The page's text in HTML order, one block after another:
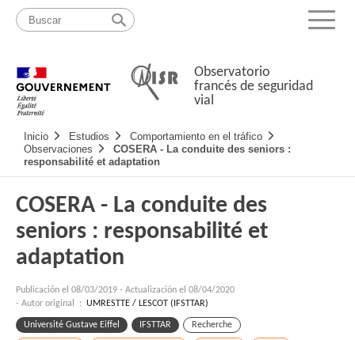
Pasar
contenido
Mapa
web
Menu
Observatorio
francés de seguridad
vial
Navigation
principale
Inicio Estudios
Comportamiento en el tráfico
Observaciones
COSERA - La conduite des seniors :
responsabilité et adaptation
COSERA - La conduite des
seniors : responsabilité et
adaptation
Publicación el 08/03/2019 - Actualización el 08/04/2020
- Autor original : UMRESTTE / LESCOT (IFSTTAR)
Université Gustave Eiffel IFSTTAR Recherche